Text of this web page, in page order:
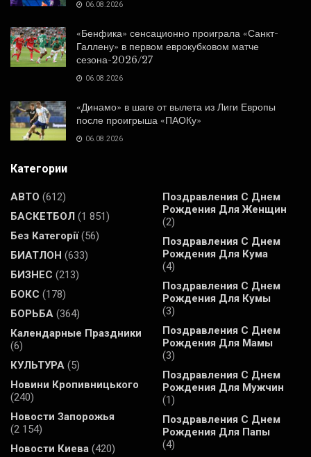
06.08.2026
«Бенфика» сенсационно проиграла «Санкт-
Галлену» в первом еврокубковом матче
сезона-2026/27
06.08.2026
«Динамо» в шаге от вылета из Лиги Европы
после проигрыша «ПАОКу»
06.08.2026
Категории
АВТО (612)
БАСКЕТБОЛ (1 851)
Без Категорії(56)
БИАТЛОН (633)
БИЗНЕС (213)
БОКС (178)
БОРЬБА (364)
Календарные Праздники
(6)
КУЛЬТУРА (5)
Новини Кропивницького
(240)
Новости Запорожья
(2 154)
Новости Киева (420)
Поздравления С Днем
Рождения Для Женщин
(2)
Поздравления С Днем
Рождения Для Кума
(4)
Поздравления С Днем
Рождения Для Кумы
(3)
Поздравления С Днем
Рождения Для Мамы
(3)
Поздравления С Днем
Рождения Для Мужчин
(1)
Поздравления С Днем
Рождения Для Папы
(4)